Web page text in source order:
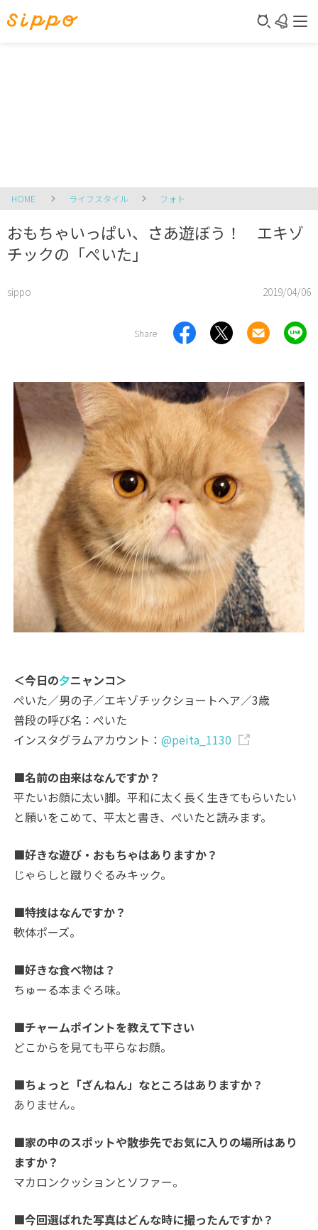
HOME ライフスタイル フォト
おもちゃいっぱい、さあ遊ぼう！ エキゾ
チックの「ぺいた」
sippo 2019/04/06
Share
＜今日の夕ニャンコ＞
ぺいた／男の子／エキゾチックショートヘア／3歳
普段の呼び名：ぺいた
インスタグラムアカウント：@peita_1130
■名前の由来はなんですか？
平たいお顔に太い脚。平和に太く長く生きてもらいたい
と願いをこめて、平太と書き、ぺいたと読みます。
■好きな遊び・おもちゃはありますか？
じゃらしと蹴りぐるみキック。
■特技はなんですか？
軟体ポーズ。
■好きな食べ物は？
ちゅーる本まぐろ味。
■チャームポイントを教えて下さい
どこからを見ても平らなお顔。
■ちょっと「ざんねん」なところはありますか？
ありません。
■家の中のスポットや散歩先でお気に入りの場所はあり
ますか？
マカロンクッションとソファー。
■今回選ばれた写真はどんな時に撮ったんですか？